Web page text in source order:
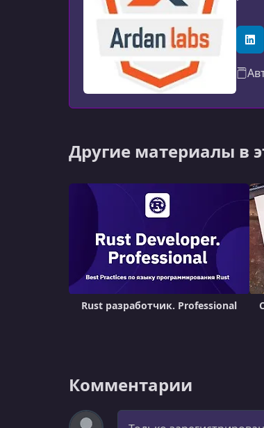
Другие материалы в
Rust разработчик. Professional
Комментарии
Комментарий